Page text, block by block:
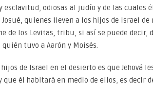
esclavitud, odiosas al judío y de las cuales
quienes lleven a los hijos de Israel de
de los Levitas, tribu, si así se puede decir,
tuvo a Aarón y Moisés.
de Israel en el desierto es que Jehová
que él habitará en medio de ellos, es decir